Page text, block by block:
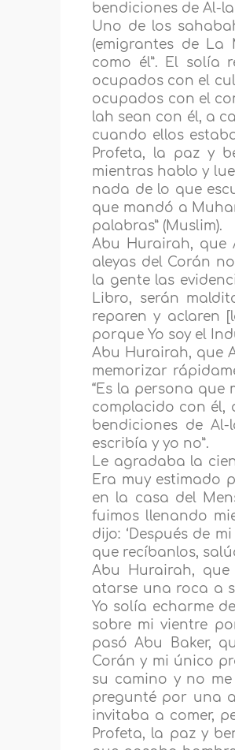
bendiciones de Al-
Uno de los
(emigrantes de La
como él”. El solía
ocupados con el
ocupados con el
lah sean con él, a
cuando ellos
Profeta, la paz y
mientras hablo y
nada de lo que
que mandó a
palabras” (Muslim).
Abu Hurairah, que
aleyas del Corán
la gente las
Libro, serán
reparen y aclaren
porque Yo soy el
Abu Hurairah, que
memorizar
“Es la persona que
complacido con él,
bendiciones de
escribía y yo no”.
Le agradaba la
Era muy estimado
en la casa del
fuimos llenando
dijo: ‘Después de
que recíbanlos,
Abu Hurairah,
atarse una roca a
Yo solía echarme
sobre mi vientre
pasó Abu Baker,
Corán y mi único
su camino y no
pregunté por una
invitaba a comer,
Profeta, la paz y